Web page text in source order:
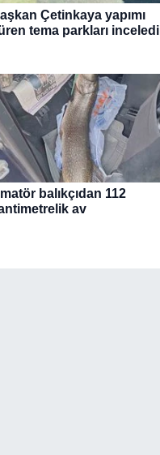
Çetinkaya yapımı
tema parkları inceledi
balıkçıdan 112
av